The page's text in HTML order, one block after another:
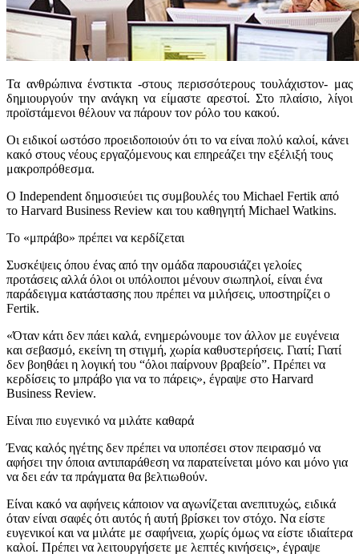
Τα ανθρώπινα ένστικτα -στους περισσότερους τουλάχιστον- μας
δημιουργούν την ανάγκη να είμαστε αρεστοί. Στο πλαίσιο, λίγοι
προϊστάμενοι θέλουν να πάρουν τον ρόλο του κακού.
Οι ειδικοί ωστόσο προειδοποιούν ότι το να είναι πολύ καλοί, κάνει
κακό στους νέους εργαζόμενους και επηρεάζει την εξέλιξή τους
μακροπρόθεσμα.
Ο Independent δημοσιεύει τις συμβουλές του Michael Fertik από
το Harvard Business Review και του καθηγητή Michael Watkins.
Το «μπράβο» πρέπει να κερδίζεται
Συσκέψεις όπου ένας από την ομάδα παρουσιάζει γελοίες
προτάσεις αλλά όλοι οι υπόλοιποι μένουν σιωπηλοί, είναι ένα
παράδειγμα κατάστασης που πρέπει να μιλήσεις, υποστηρίζει ο
Fertik.
«Όταν κάτι δεν πάει καλά, ενημερώνουμε τον άλλον με ευγένεια
και σεβασμό, εκείνη τη στιγμή, χωρία καθυστερήσεις. Γιατί; Γιατί
δεν βοηθάει η λογική του “όλοι παίρνουν βραβείο”. Πρέπει να
κερδίσεις το μπράβο για να το πάρεις», έγραψε στο Harvard
Business Review.
Είναι πιο ευγενικό να μιλάτε καθαρά
Ένας καλός ηγέτης δεν πρέπει να υποπέσει στον πειρασμό να
αφήσει την όποια αντιπαράθεση να παρατείνεται μόνο και μόνο για
να δει εάν τα πράγματα θα βελτιωθούν.
Είναι κακό να αφήνεις κάποιον να αγωνίζεται ανεπιτυχώς, ειδικά
όταν είναι σαφές ότι αυτός ή αυτή βρίσκει τον στόχο. Να είστε
ευγενικοί και να μιλάτε με σαφήνεια, χωρίς όμως να είστε ιδιαίτερα
καλοί. Πρέπει να λειτουργήσετε με λεπτές κινήσεις», έγραψε